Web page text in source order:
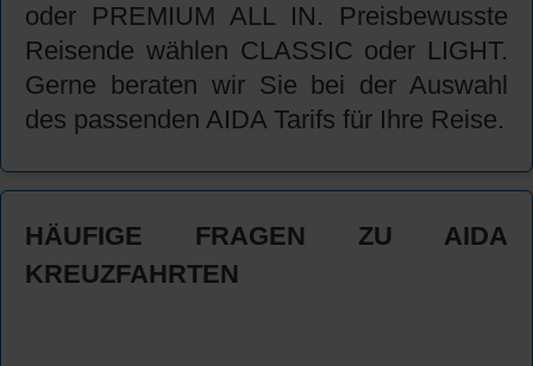
oder PREMIUM ALL IN. Preisbewusste
Reisende wählen CLASSIC oder LIGHT.
Gerne beraten wir Sie bei der Auswahl
des passenden AIDA Tarifs für Ihre Reise.
HÄUFIGE FRAGEN ZU AIDA
KREUZFAHRTEN